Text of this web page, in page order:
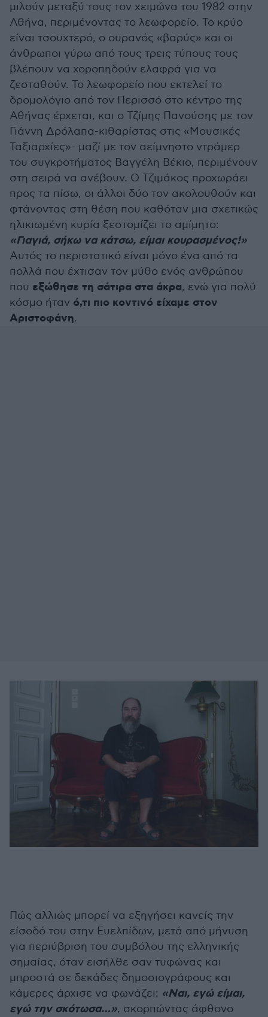
μιλούν μεταξύ τους τον χειμώνα του 1982 στην
Αθήνα, περιμένοντας το λεωφορείο. Το κρύο
είναι τσουχτερό, ο ουρανός «βαρύς» και οι
άνθρωποι γύρω από τους τρεις τύπους τους
βλέπουν να χοροπηδούν ελαφρά για να
ζεσταθούν. Το λεωφορείο που εκτελεί το
δρομολόγιο από τον Περισσό στο κέντρο της
Αθήνας έρχεται, και ο Τζίμης Πανούσης με τον
Γιάννη Δρόλαπα-κιθαρίστας στις «Μουσικές
Ταξιαρχίες»- μαζί με τον αείμνηστο ντράμερ
του συγκροτήματος Βαγγέλη Βέκιο, περιμένουν
στη σειρά να ανέβουν. Ο Τζιμάκος προχωράει
προς τα πίσω, οι άλλοι δύο τον ακολουθούν και
φτάνοντας στη θέση που καθόταν μια σχετικώς
ηλικιωμένη κυρία ξεστομίζει το αμίμητο:
«Γιαγιά, σήκω να κάτσω, είμαι κουρασμένος!»
Αυτός το περιστατικό είναι μόνο ένα από τα
πολλά που έχτισαν τον μύθο ενός ανθρώπου
που εξώθησε τη σάτιρα στα άκρα, ενώ για πολύ
κόσμο ήταν ό,τι πιο κοντινό είχαμε στον
Αριστοφάνη.
Πώς αλλιώς μπορεί να εξηγήσει κανείς την
είσοδό του στην Ευελπίδων, μετά από μήνυση
για περιύβριση του συμβόλου της ελληνικής
σημαίας, όταν εισήλθε σαν τυφώνας και
μπροστά σε δεκάδες δημοσιογράφους και
κάμερες άρχισε να φωνάζει: «Ναι, εγώ είμαι,
εγώ την σκότωσα…», σκορπώντας άφθονο